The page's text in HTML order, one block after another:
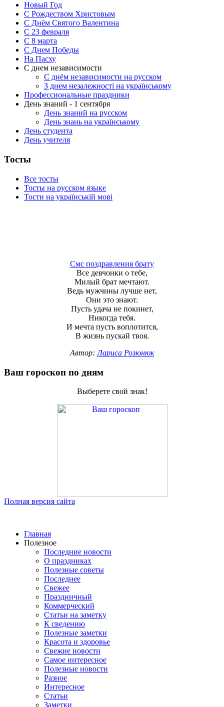
Новый Год
С Рождеством Христовым
С Днём Святого Валентина
С 23 февраля
C 8 марта
С Днем Победы
На Пасху
С днем независимости
С днём независимости на русском
З днем незалежності на українському
Профессиональные праздники
День знаний - 1 сентября
День знаний на русском
День знань на українському
День студента
День учителя
Тосты
Все тосты
Тосты на русском языке
Тости на українській мові
Смс поздравления брату
Все девчонки о тебе,
Милый брат мечтают.
Ведь мужчины лучше нет,
Они это знают.
Пусть удача не покинет,
Никогда тебя.
И мечта пусть воплотится,
В жизнь пускай твоя.
Автор:Лариса Розюнюк
Ваш гороскоп по дням
Выберете свой знак!
Полная версия сайта
Главная
Полезное
Последние новости
О праздниках
Полезные советы
Последнее
Свежее
Праздничный
Коммерческий
Статьи на заметку
К сведению
Полезные заметки
Красота и здоровье
Свежие новости
Самое интересное
Полезные новости
Разное
Интересное
Статьи
Заметки